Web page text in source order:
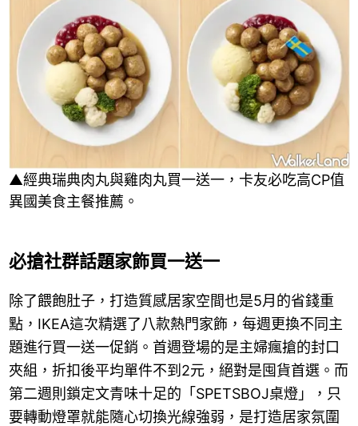
▲經典瑞典肉丸與雞肉丸買一送一，卡友必吃高CP值
異國美食主餐推薦。
必搶社群話題家飾買一送一
除了餵飽肚子，打造質感居家空間也是5月的省錢重
點，IKEA這次精選了八款熱門家飾，每週更換不同主
題進行買一送一促銷。首週登場的是主婦瘋搶的封口
夾組，折扣後平均單件不到2元，絕對是囤貨首選。而
第二週則鎖定文青味十足的「SPETSBOJ桌燈」，只
要轉動燈罩就能隨心切換光線強弱，是打造居家氛圍